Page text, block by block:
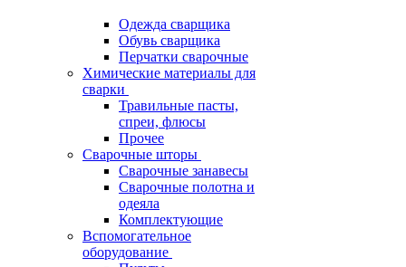
Одежда сварщика
Обувь сварщика
Перчатки сварочные
Химические материалы для
сварки
Травильные пасты,
спреи, флюсы
Прочее
Сварочные шторы
Сварочные занавесы
Сварочные полотна и
одеяла
Комплектующие
Вспомогательное
оборудование